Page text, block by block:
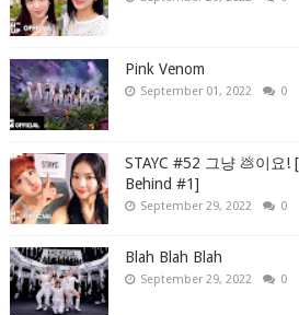
Pink Venom
September 01, 2022 0
STAYC #52 그냥 💩이요!
Behind #1]
September 29, 2022 0
Blah Blah Blah
September 29, 2022 0